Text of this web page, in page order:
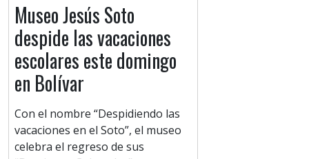
Museo Jesús Soto
despide las vacaciones
escolares este domingo
en Bolívar
Con el nombre “Despidiendo las
vacaciones en el Soto”, el museo
celebra el regreso de sus